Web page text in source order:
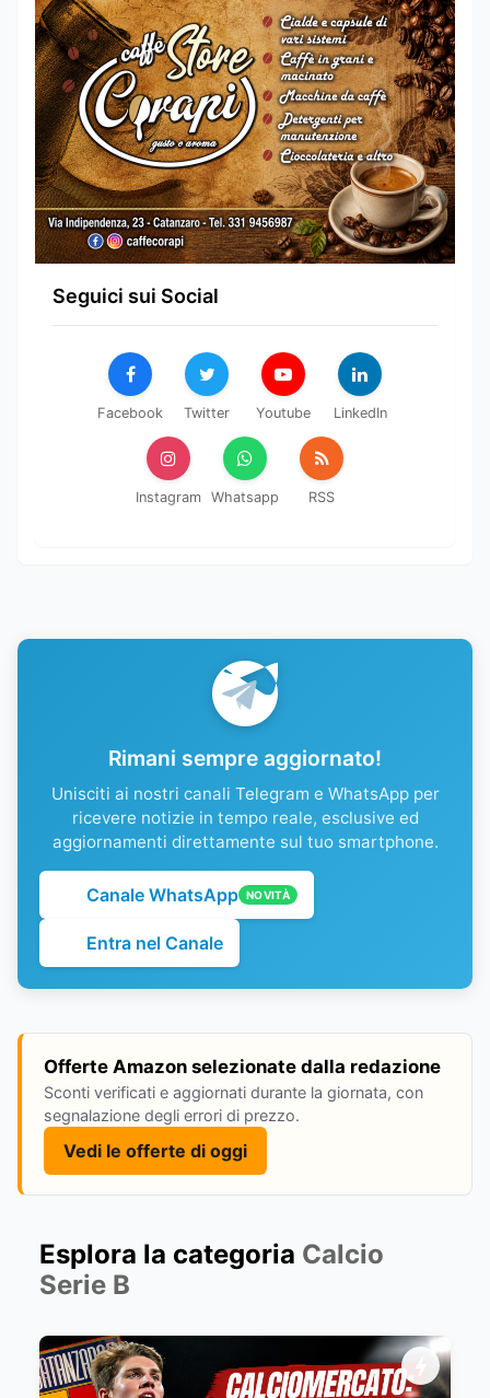
Seguici sui Social
Facebook Twitter Youtube LinkedIn
Instagram Whatsapp RSS
Rimani sempre aggiornato!
Unisciti ai nostri canali Telegram e WhatsApp per
ricevere notizie in tempo reale, esclusive ed
aggiornamenti direttamente sul tuo smartphone.
Canale WhatsApp NOVITÀ
Entra nel Canale
Offerte Amazon selezionate dalla redazione
Sconti verificati e aggiornati durante la giornata, con
segnalazione degli errori di prezzo.
Vedi le offerte di oggi
Esplora la categoria Calcio
Serie B